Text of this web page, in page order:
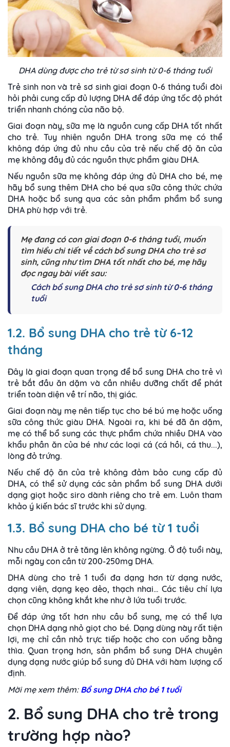
DHA dùng được cho trẻ từ sơ sinh từ 0-6 tháng tuổi
Trẻ sinh non và trẻ sơ sinh giai đoạn 0-6 tháng tuổi đòi
hỏi phải cung cấp đủ lượng DHA để đáp ứng tốc độ phát
triển nhanh chóng của não bộ.
Giai đoạn này, sữa mẹ là nguồn cung cấp DHA tốt nhất
cho trẻ. Tuy nhiên nguồn DHA trong sữa mẹ có thể
không đáp ứng đủ nhu cầu của trẻ nếu chế độ ăn của
mẹ không đầy đủ các nguồn thực phẩm giàu DHA.
Nếu nguồn sữa mẹ không đáp ứng đủ DHA cho bé, mẹ
hãy bổ sung thêm DHA cho bé qua sữa công thức chứa
DHA hoặc bổ sung qua các sản phẩm phẩm bổ sung
DHA phù hợp với trẻ.
Mẹ đang có con giai đoạn 0-6 tháng tuổi, muốn
tìm hiểu chi tiết về cách bổ sung DHA cho trẻ sơ
sinh, cũng như tìm DHA tốt nhất cho bé, mẹ hãy
đọc ngay bài viết sau:
Cách bổ sung DHA cho trẻ sơ sinh từ 0-6 tháng
tuổi
1.2. Bổ sung DHA cho trẻ từ 6-12
tháng
Đây là giai đoạn quan trọng để bổ sung DHA cho trẻ vì
trẻ bắt đầu ăn dặm và cần nhiều dưỡng chất để phát
triển toàn diện về trí não, thị giác.
Giai đoạn này mẹ nên tiếp tục cho bé bú mẹ hoặc uống
sữa công thức giàu DHA. Ngoài ra, khi bé đã ăn dặm,
mẹ có thể bổ sung các thực phẩm chứa nhiều DHA vào
khẩu phần ăn của bé như các loại cá (cá hồi, cá thu...),
lòng đỏ trứng.
Nếu chế độ ăn của trẻ không đảm bảo cung cấp đủ
DHA, có thể sử dụng các sản phẩm bổ sung DHA dưới
dạng giọt hoặc siro dành riêng cho trẻ em. Luôn tham
khảo ý kiến bác sĩ trước khi sử dụng.
1.3. Bổ sung DHA cho bé từ 1 tuổi
Nhu cầu DHA ở trẻ tăng lên không ngừng. Ở độ tuổi này,
mỗi ngày con cần từ 200-250mg DHA.
DHA dùng cho trẻ 1 tuổi đa dạng hơn từ dạng nước,
dạng viên, dạng kẹo dẻo, thạch nhai… Các tiêu chí lựa
chọn cũng không khắt khe như ở lứa tuổi trước.
Để đáp ứng tốt hơn nhu cầu bổ sung, mẹ có thể lựa
chọn DHA dạng nhỏ giọt cho bé. Dạng dùng này rất tiện
lợi, mẹ chỉ cần nhỏ trực tiếp hoặc cho con uống bằng
thìa. Quan trọng hơn, sản phẩm bổ sung DHA chuyên
dụng dạng nước giúp bổ sung đủ DHA với hàm lượng cố
định.
Mời mẹ xem thêm: Bổ sung DHA cho bé 1 tuổi
2. Bổ sung DHA cho trẻ trong
trường hợp nào?